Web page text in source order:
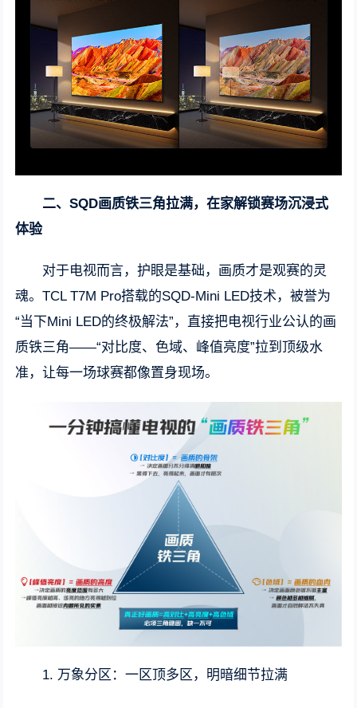
二、SQD画质铁三角拉满，在家解锁赛场沉浸式
体验
对于电视而言，护眼是基础，画质才是观赛的灵
魂。TCL T7M Pro搭载的SQD-Mini LED技术，被誉为
“当下Mini LED的终极解法”，直接把电视行业公认的画
质铁三角——“对比度、色域、峰值亮度”拉到顶级水
准，让每一场球赛都像置身现场。
1. 万象分区：一区顶多区，明暗细节拉满